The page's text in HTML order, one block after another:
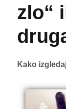
zlo“
Kako